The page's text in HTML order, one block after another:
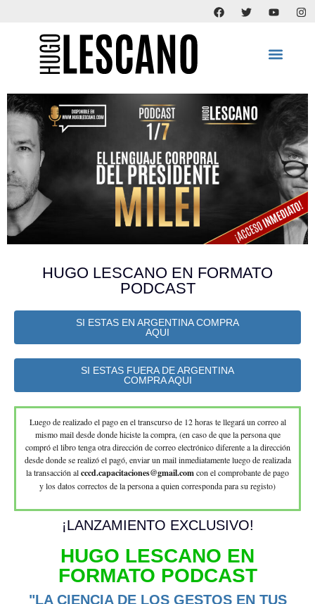
HUGO LESCANO EN FORMATO
PODCAST
SI ESTAS EN ARGENTINA COMPRA
AQUI
SI ESTAS FUERA DE ARGENTINA
COMPRA AQUI
Luego de realizado el pago en el transcurso de 12 horas te llegará un correo al
mismo mail desde donde hiciste la compra, (en caso de que la persona que
compró el libro tenga otra dirección de correo electrónico diferente a la dirección
desde donde se realizó el pagó, enviar un mail inmediatamente luego de realizada
la transacción alcccd.capacitaciones@gmail.comcon el comprobante de pago
y los datos correctos de la persona a quien corresponda para su registo)
¡LANZAMIENTO EXCLUSIVO!
HUGO LESCANO EN
FORMATO PODCAST
"LA CIENCIA DE LOS GESTOS EN TUS